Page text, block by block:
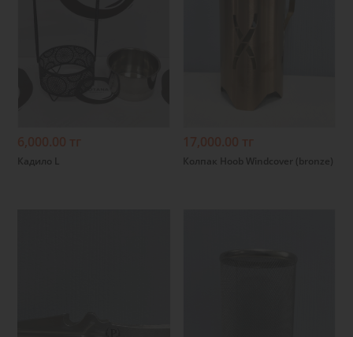
6,000.00 тг
Кадило L
17,000.00 тг
Колпак Hoob Windcover (bronze)